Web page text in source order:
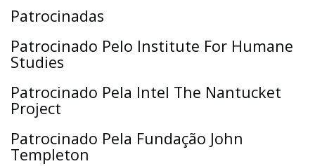
Patrocinadas
Patrocinado Pelo Institute For Humane
Studies
Patrocinado Pela Intel The Nantucket
Project
Patrocinado Pela Fundação John
Templeton